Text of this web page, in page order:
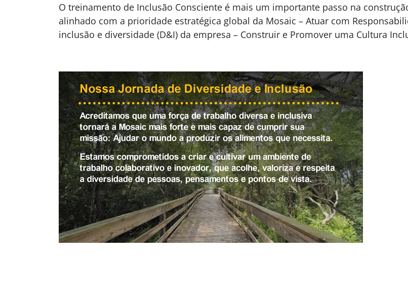
O treinamento de Inclusão Consciente é mais um importante passo na
alinhado com a prioridade estratégica global da Mosaic – Atuar com
inclusão e diversidade (D&I) da empresa – Construir e Promover uma Cultura